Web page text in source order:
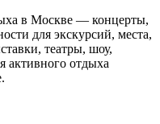
в Москве — концерты,
для экскурсий, места,
театры, шоу,
активного отдыха